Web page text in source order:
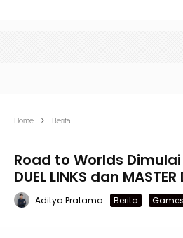
Home Berita
Road to Worlds
DUEL LINKS dan MASTER
Aditya Pratama Berita Games